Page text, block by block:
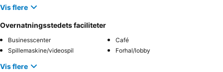
Vis flere
Overnatningsstedets faciliteter
Businesscenter
Café
Spillemaskine/videospil
Forhal/lobby
Vis flere